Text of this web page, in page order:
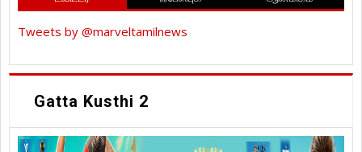
Tweets by @marveltamilnews
Gatta Kusthi 2